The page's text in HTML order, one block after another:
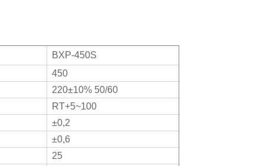
BXP-450S
450
220±10% 50/60
RT+5~100
±0,2
±0,6
25